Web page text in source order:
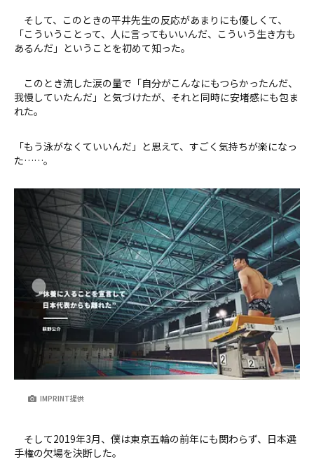
そして、このときの平井先生の反応があまりにも優しくて、
「こういうことって、人に言ってもいいんだ、こういう生き方も
あるんだ」ということを初めて知った。
このとき流した涙の量で「自分がこんなにもつらかったんだ、
我慢していたんだ」と気づけたが、それと同時に安堵感にも包ま
れた。
「もう泳がなくていいんだ」と思えて、すごく気持ちが楽になっ
た……。
IMPRINT提供
そして2019年3月、僕は東京五輪の前年にも関わらず、日本選
手権の欠場を決断した。